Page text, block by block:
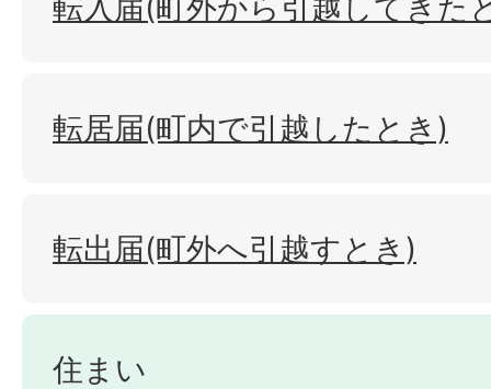
転入届(町外から引越してきた
転居届(町内で引越したとき)
転出届(町外へ引越すとき)
住まい